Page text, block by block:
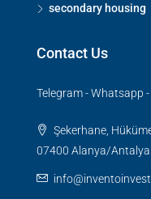
secondary housing
Contact Us
Telegram - Whatsapp
Şekerhane,
07400 Alanya/Antalya